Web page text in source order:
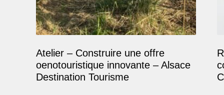
Atelier – Construire une offre
oenotouristique innovante – Alsace
Destination Tourisme